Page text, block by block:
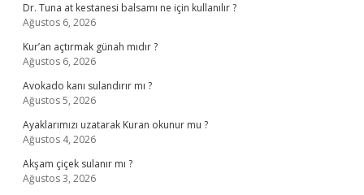
Dr. Tuna at kestanesi balsamı ne için kullanılır ?
Ağustos 6, 2026
Kur’an açtırmak günah mıdır ?
Ağustos 6, 2026
Avokado kanı sulandırır mı ?
Ağustos 5, 2026
Ayaklarımızı uzatarak Kuran okunur mu ?
Ağustos 4, 2026
Akşam çiçek sulanır mı ?
Ağustos 3, 2026